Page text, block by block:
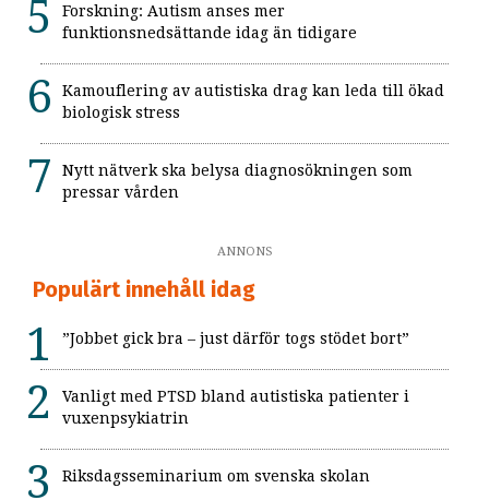
Forskning: Autism anses mer
funktionsnedsättande idag än tidigare
Kamouflering av autistiska drag kan leda till ökad
biologisk stress
Nytt nätverk ska belysa diagnosökningen som
pressar vården
ANNONS
Populärt innehåll idag
”Jobbet gick bra – just därför togs stödet bort”
Vanligt med PTSD bland autistiska patienter i
vuxenpsykiatrin
Riksdagsseminarium om svenska skolan